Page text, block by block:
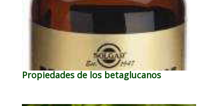
Propiedades de los betaglucanos